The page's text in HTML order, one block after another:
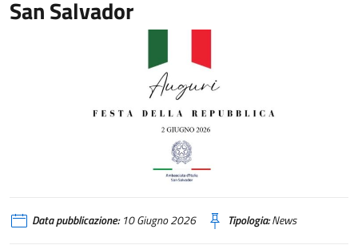
San Salvador
Data pubblicazione:10 Giugno 2026 Tipologia:News